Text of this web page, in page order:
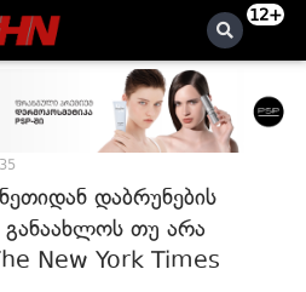
12+
დაბრუნების
განაახლოს თუ არა
New York Times